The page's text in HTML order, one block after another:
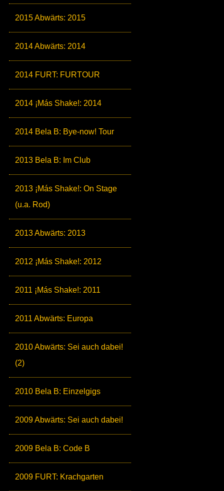
2015 Abwärts: 2015
2014 Abwärts: 2014
2014 FURT: FURTOUR
2014 ¡Más Shake!: 2014
2014 Bela B: Bye-now! Tour
2013 Bela B: Im Club
2013 ¡Más Shake!: On Stage
(u.a. Rod)
2013 Abwärts: 2013
2012 ¡Más Shake!: 2012
2011 ¡Más Shake!: 2011
2011 Abwärts: Europa
2010 Abwärts: Sei auch dabei!
(2)
2010 Bela B: Einzelgigs
2009 Abwärts: Sei auch dabei!
2009 Bela B: Code B
2009 FURT: Krachgarten